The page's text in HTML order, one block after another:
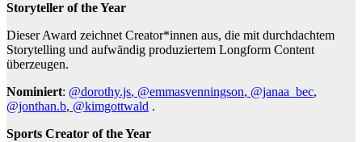
Storyteller of the Year
Dieser Award zeichnet Creator*innen aus, die mit durchdachtem
Storytelling und aufwändig produziertem Longform Content
überzeugen.
Nominiert: @dorothy.js, @emmasvenningson, @janaa_bec,
@jonthan.b, @kimgottwald .
Sports Creator of the Year